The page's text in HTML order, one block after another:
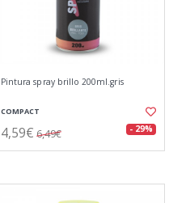
Pintura spray brillo 200ml.gris
COMPACT
4,59€ 6,49€ - 29%